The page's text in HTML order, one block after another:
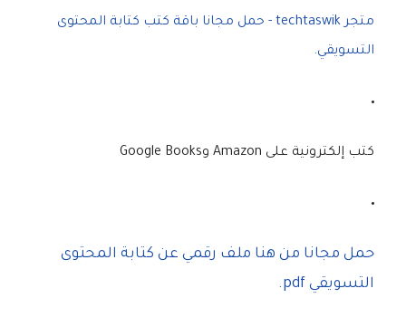
متجر techtaswik - حمل مجانا باقة كتب كتابة المحتوى
التسويقي.
كتب إلكترونية على Amazon وGoogle Books
حمل مجانا من هنا ملف رقمي عن كتابة المحتوى
التسويقي pdf.